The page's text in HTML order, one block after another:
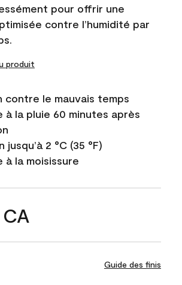
pour offrir une
contre l’humidité par
produit
contre le mauvais temps
à la pluie 60 minutes après
2 °C (35 °F)
à la moisissure
Guide des finis